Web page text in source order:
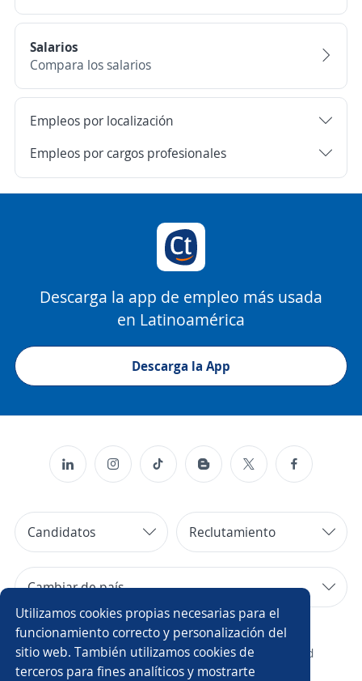
Utilizamos cookies propias necesarias para el
funcionamiento correcto y personalización del
sitio web. También utilizamos cookies de
terceros para fines analíticos y mostrarte
Salarios
Compara los salarios
Empleos por localización
Empleos por cargos profesionales
Descarga la app de empleo más usada
en Latinoamérica
Descarga la App
Candidatos Reclutamiento
Cambiar de país
Copyright 2014 - 2026 DGNET LTD.
¿Quiénes somos?
/ Aviso legal / privacidad